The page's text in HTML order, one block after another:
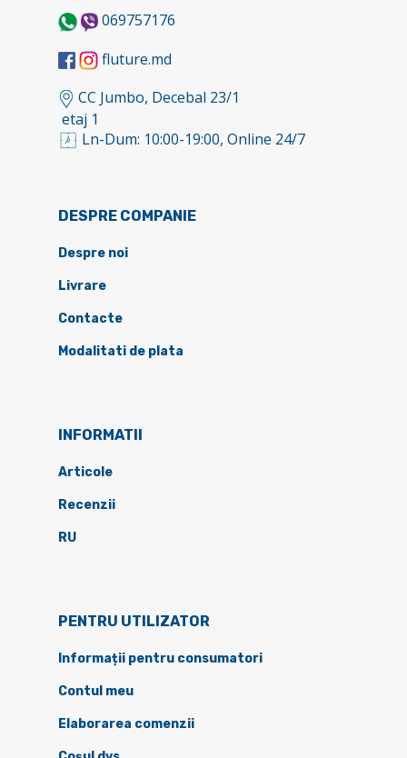
069757176
fluture.md
CC Jumbo, Decebal 23/1
etaj 1
Ln-Dum: 10:00-19:00, Online 24/7
DESPRE COMPANIE
Despre noi
Livrare
Contacte
Modalitati de plata
INFORMATII
Articole
Recenzii
RU
PENTRU UTILIZATOR
Informații pentru consumatori
Contul meu
Elaborarea comenzii